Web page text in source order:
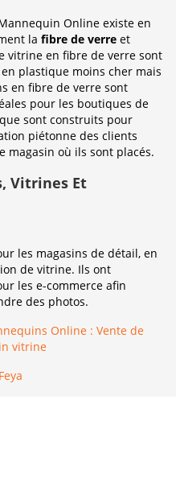
Online existe en
la fibre de verre et
vitrine en fibre de verre sont
plastique moins cher mais
en fibre de verre sont
pour les boutiques de
sont construits pour
piétonne des clients
magasin où ils sont placés.
Vitrines Et
les magasins de détail, en
de vitrine. Ils ont
les e-commerce afin
des photos.
Online : Vente de
vitrine